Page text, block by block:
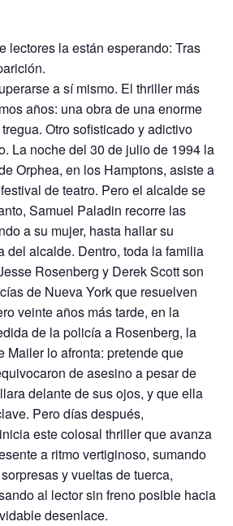
lectores la están esperando: Tras
a sí mismo. El thriller más
años: una obra de una enorme
Otro sofisticado y adictivo
La noche del 30 de julio de 1994 la
Orphea, en los Hamptons, asiste a
de teatro. Pero el alcalde se
Samuel Paladin recorre las
a su mujer, hasta hallar su
del alcalde. Dentro, toda la familia
Rosenberg y Derek Scott son
de Nueva York que resuelven
veinte años más tarde, en la
de la policía a Rosenberg, la
Mailer lo afronta: pretende que
de asesino a pesar de
delante de sus ojos, y que ella
Pero días después,
este colosal thriller que avanza
a ritmo vertiginoso, sumando
y vueltas de tuerca,
al lector sin freno posible hacia
desenlace.